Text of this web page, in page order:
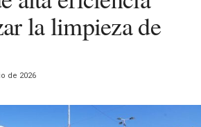
la limpieza de
de 2026